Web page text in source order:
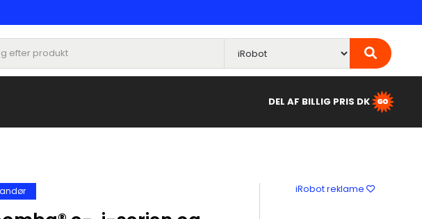
DEL AF BILLIG PRIS DK
iRobot reklame